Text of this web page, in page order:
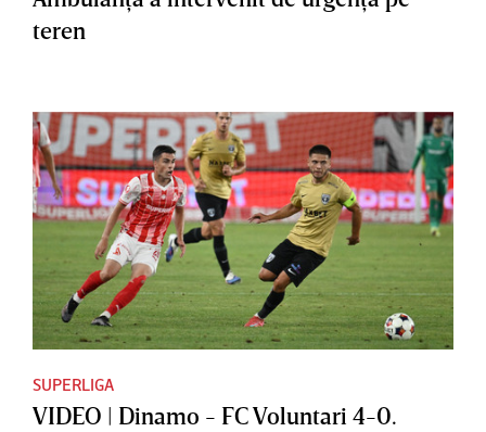
teren
SUPERLIGA
VIDEO | Dinamo - FC Voluntari 4-0.